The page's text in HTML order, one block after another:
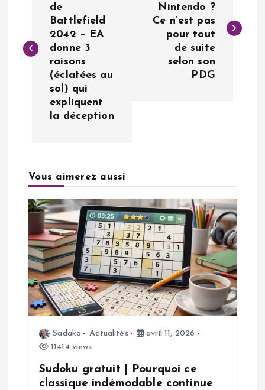
i
o
n
d
e
de
Battlefield
2042 – EA
donne 3
raisons
(éclatées au
sol) qui
expliquent
la déception
Nintendo ?
Ce n’est pas
pour tout
de suite
selon son
PDG
Vous aimerez aussi
Sadako Actualités
avril 11, 2026
11414 views
Sudoku gratuit | Pourquoi ce
classique indémodable continue